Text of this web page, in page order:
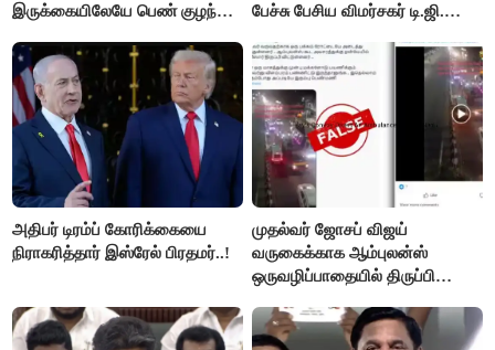
இருக்கையிலேயே பெண் குழந்தை
பேச்சு பேசிய விமர்சகர் டி.ஜி.
அதிபர் டிரம்ப் கோரிக்கையை
நிராகரித்தார் இஸ்ரேல் பிரதமர்..!
முதல்வர் ஜோசப் விஜய்
வருகைக்காக ஆம்புலன்ஸ்
ஒருவழிப்பாதையில் திருப்பி
தான்..!